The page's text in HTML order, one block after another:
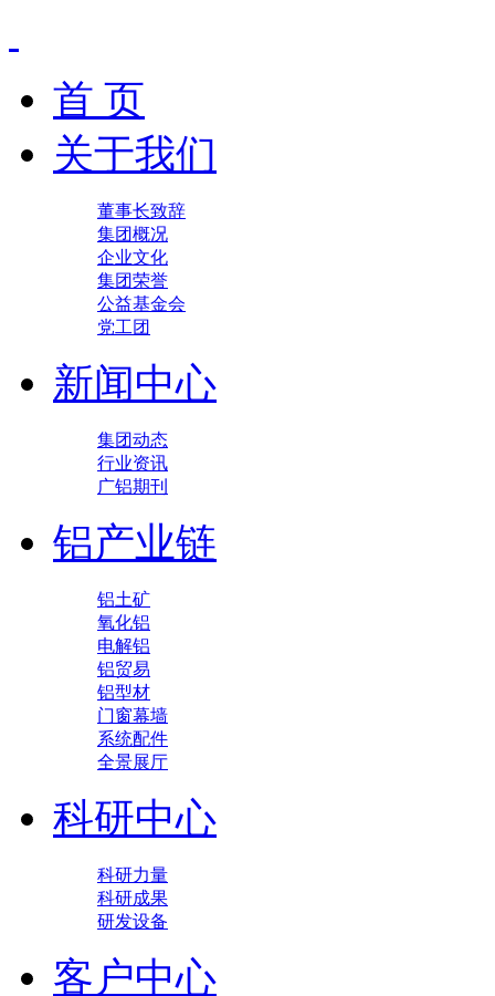
首 页
关于我们
董事长致辞
集团概况
企业文化
集团荣誉
公益基金会
党工团
新闻中心
集团动态
行业资讯
广铝期刊
铝产业链
铝土矿
氧化铝
电解铝
铝贸易
铝型材
门窗幕墙
系统配件
全景展厅
科研中心
科研力量
科研成果
研发设备
客户中心